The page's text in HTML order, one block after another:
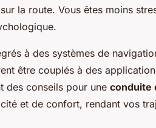
la route. Vous êtes moins
à des systèmes de
être couplés à des
des conseils pour une conduite
et de confort, rendant vos